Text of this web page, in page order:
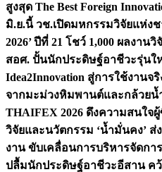
สูงสุด The Best Foreign
มิ.ย.นี้ วช.เปิดมหกรรมวิจัยแห่งช
2026’ ปีที่ 21 โชว์ 1,000 ผลงาน
สอศ. ปั้นนักประดิษฐ์อาชีวะรุ่นใ
Idea2Innovation สู่การใช้งานจริ
จากมะม่วงหิมพานต์และกล้วยน้
THAIFEX 2026 ดึงความสนใจ
วิจัยและนวัตกรรม ‘น้ำมั่นคง’
งาน ขับเคลื่อนการบริหารจัดก
ปลื้มนักประดิษฐ์อาชีวะอีสาน ค